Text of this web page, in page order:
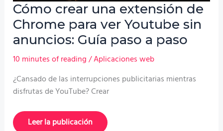
Cómo crear una extensión de
Chrome para ver Youtube sin
anuncios: Guía paso a paso
10 minutes of reading/Aplicaciones web
¿Cansado de las interrupciones publicitarias mientras
disfrutas de YouTube? Crear
Cómo
Leer la publicación